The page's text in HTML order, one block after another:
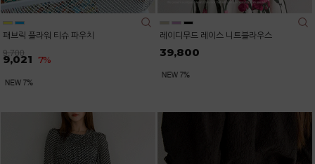
패브릭 플라워 티슈 파우치
9,700
9,021 7%
레이디무드 레이스 니트블라우스
39,800